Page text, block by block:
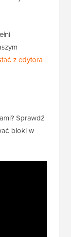
z edytora
Sprawdź
bloki w